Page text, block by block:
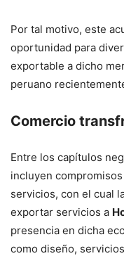
Por tal motivo, este
oportunidad para
exportable a dicho
peruano
Comercio
Entre los capítulos
incluyen
servicios, con el cual
exportar servicios a
presencia en dicha
como diseño,